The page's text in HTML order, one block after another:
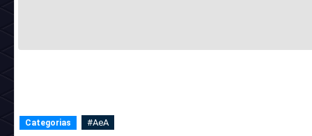
Categorias #AeA